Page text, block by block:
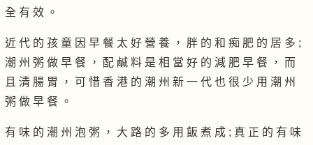
全 有 效 。
近 代 的 孩 童 因 早 餐 太 好 營 養 ， 胖 的 和 痴 肥 的 居 多 ;
潮 州 粥 做 早 餐 ， 配 鹹 料 是 相 當 好 的 減 肥 早 餐 ， 而
且 清 腸 胃 ， 可 惜 香 港 的 潮 州 新 一 代 也 很 少 用 潮 州
粥 做 早 餐 。
有 味 的 潮 州 泡 粥 ， 大 路 的 多 用 飯 煮 成 ; 真 正 的 有 味